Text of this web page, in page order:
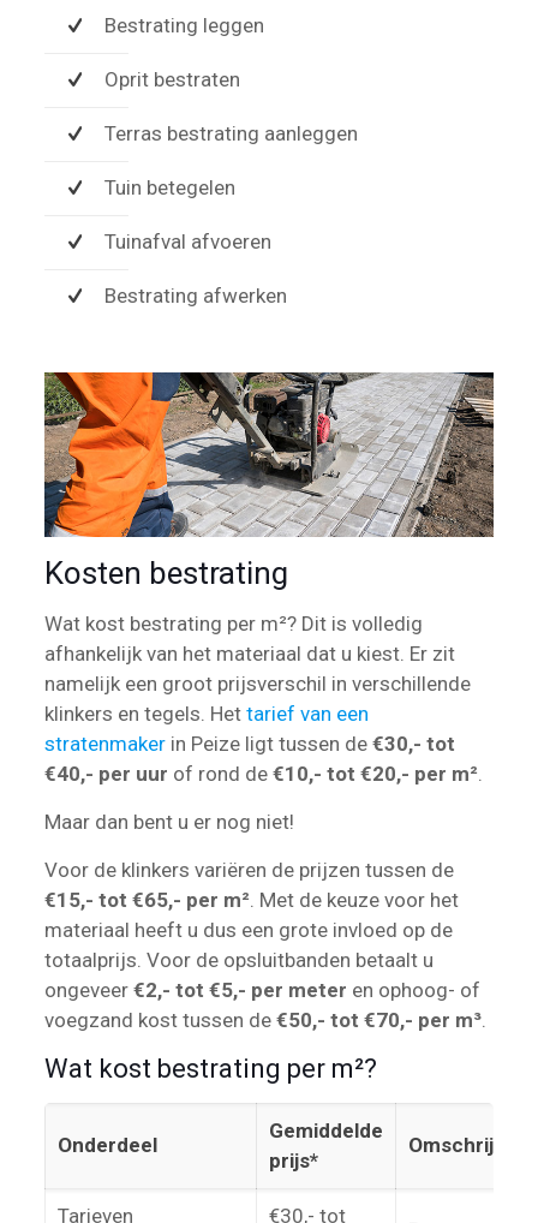
Bestrating leggen
Oprit bestraten
Terras bestrating aanleggen
Tuin betegelen
Tuinafval afvoeren
Bestrating afwerken
Kosten bestrating
Wat kost bestrating per m²? Dit is volledig
afhankelijk van het materiaal dat u kiest. Er zit
namelijk een groot prijsverschil in verschillende
klinkers en tegels. Het tarief van een
stratenmakerin Peize ligt tussen de €30,- tot
€40,- per uur of rond de €10,- tot €20,- per m².
Maar dan bent u er nog niet!
Voor de klinkers variëren de prijzen tussen de
€15,- tot €65,- per m². Met de keuze voor het
materiaal heeft u dus een grote invloed op de
totaalprijs. Voor de opsluitbanden betaalt u
ongeveer €2,- tot €5,- per meter en ophoog- of
voegzand kost tussen de €50,- tot €70,- per m³.
Wat kost bestrating per m²?
Onderdeel
Gemiddelde
prijs*
Omschrijving
Tarieven
€30,- tot